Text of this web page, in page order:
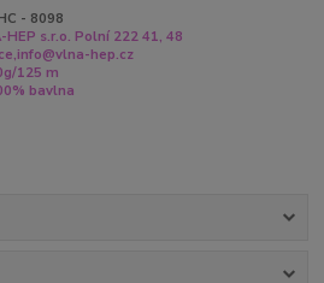
- 8098
HEP s.r.o. Polní 222 41, 48
hep.cz
125 m
bavlna